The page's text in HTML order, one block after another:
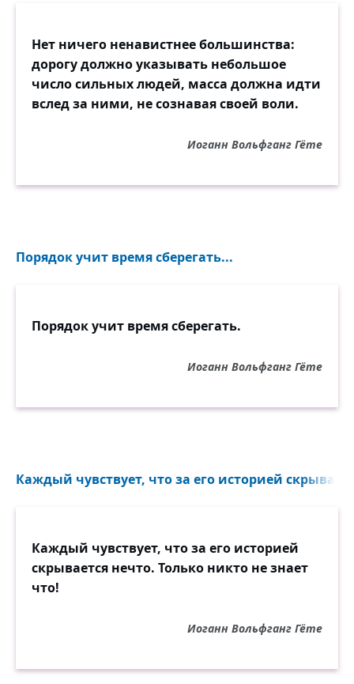
Нет ничего ненавистнее большинства:
дорогу должно указывать небольшое
число сильных людей, масса должна идти
вслед за ними, не сознавая своей воли.
Иоганн Вольфганг Гёте
Порядок учит время сберегать...
Порядок учит время сберегать.
Иоганн Вольфганг Гёте
Каждый чувствует, что за его историей
Каждый чувствует, что за его историей
скрывается нечто. Только никто не знает
что!
Иоганн Вольфганг Гёте